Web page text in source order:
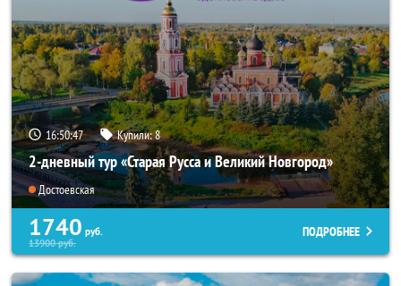
16:50:44 Купили:8
2-дневный тур «Старая Русса и Великий Новгород»
Достоевская
1740 руб.
13900руб.
ПОДРОБНЕЕ